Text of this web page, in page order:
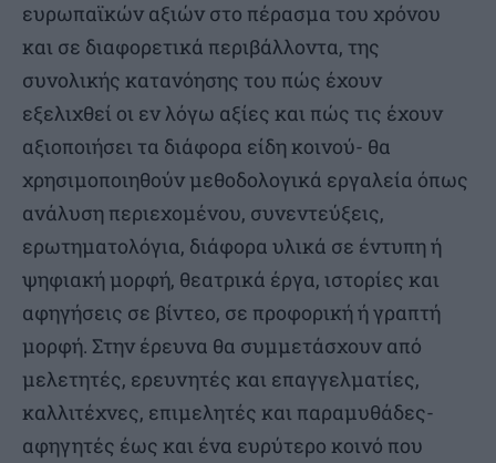
ευρωπαϊκών αξιών στο πέρασμα του χρόνου
και σε διαφορετικά περιβάλλοντα, της
συνολικής κατανόησης του πώς έχουν
εξελιχθεί οι εν λόγω αξίες και πώς τις έχουν
αξιοποιήσει τα διάφορα είδη κοινού- θα
χρησιμοποιηθούν μεθοδολογικά εργαλεία όπως
ανάλυση περιεχομένου, συνεντεύξεις,
ερωτηματολόγια, διάφορα υλικά σε έντυπη ή
ψηφιακή μορφή, θεατρικά έργα, ιστορίες και
αφηγήσεις σε βίντεο, σε προφορική ή γραπτή
μορφή. Στην έρευνα θα συμμετάσχουν από
μελετητές, ερευνητές και επαγγελματίες,
καλλιτέχνες, επιμελητές και παραμυθάδες-
αφηγητές έως και ένα ευρύτερο κοινό που